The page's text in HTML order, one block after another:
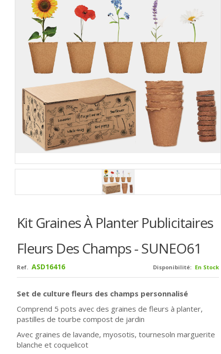
Kit Graines À Planter Publicitaires
Fleurs Des Champs - SUNEO61
Disponibilité: En Stock
Ref. ASD16416
Set de culture fleurs des champs personnalisé
Comprend 5 pots avec des graines de fleurs à planter,
pastilles de tourbe compost de jardin
Avec graines de lavande, myosotis, tournesoln marguerite
blanche et coquelicot